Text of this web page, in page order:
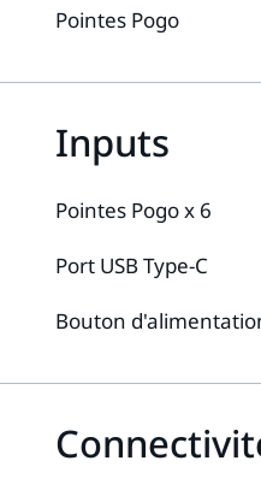
Pointes Pogo
Inputs
Pointes Pogo x 6
Port USB Type-C
Bouton